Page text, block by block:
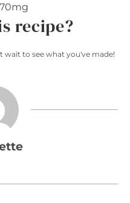
70mg
recipe?
wait to see what you've made!